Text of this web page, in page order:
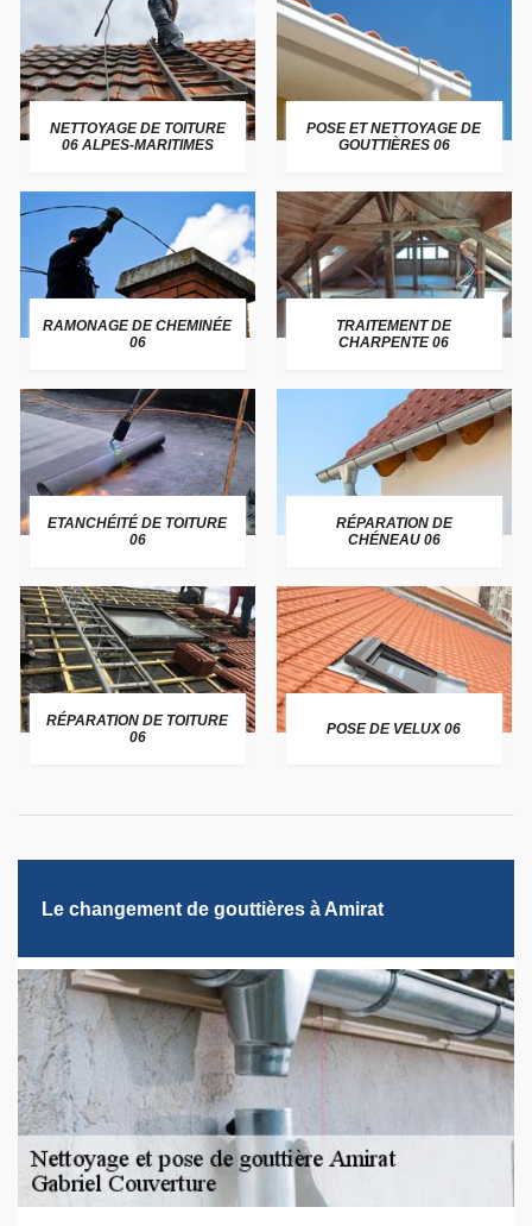
NETTOYAGE DE TOITURE
06 ALPES-MARITIMES
POSE ET NETTOYAGE DE
GOUTTIÈRES 06
RAMONAGE DE CHEMINÉE
06
TRAITEMENT DE
CHARPENTE 06
ETANCHÉITÉ DE TOITURE
06
RÉPARATION DE
CHÉNEAU 06
RÉPARATION DE TOITURE
06
POSE DE VELUX 06
Le changement de gouttières à Amirat